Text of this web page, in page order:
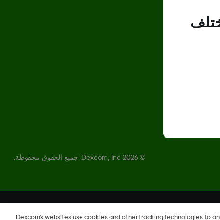
© 2026 Dexcom, Inc. جميع الحقوق محفوظة.
Dexcom's websites use cookies and other tracking technologies to